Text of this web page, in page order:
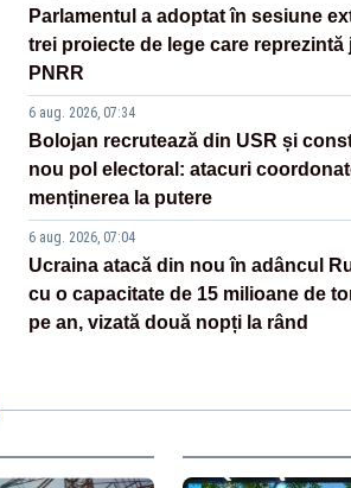
Parlamentul a adoptat în sesiune
trei proiecte de lege care reprezintă
PNRR
6 aug. 2026, 07:34
Bolojan recrutează din USR și
nou pol electoral: atacuri
menținerea la putere
6 aug. 2026, 07:04
Ucraina atacă din nou în adâncul
cu o capacitate de 15 milioane de
pe an, vizată două nopți la rând